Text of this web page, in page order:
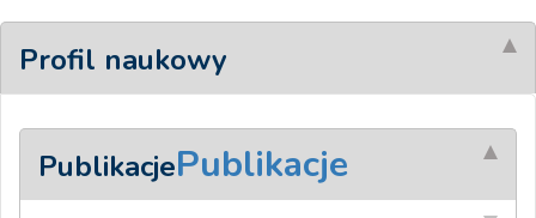
Profil naukowy
PublikacjePublikacje